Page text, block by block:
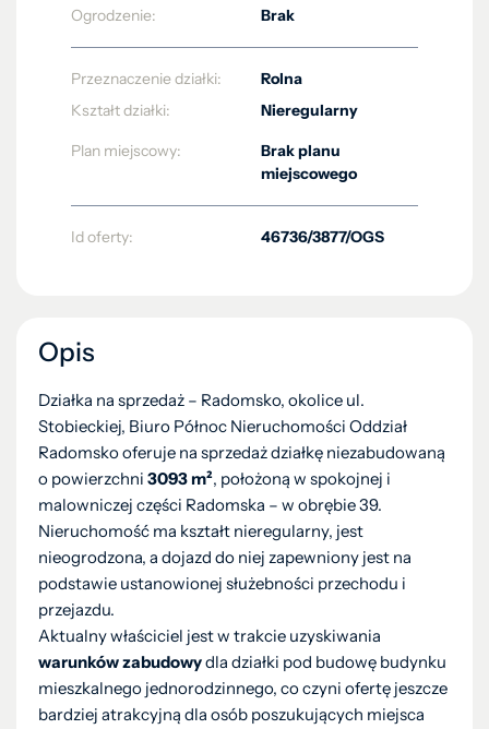
Ogrodzenie:
Brak
Przeznaczenie działki:
Rolna
Kształt działki:
Nieregularny
Plan miejscowy:
Brak planu
miejscowego
Id oferty: 46736/3877/OGS
Opis
Działka na sprzedaż – Radomsko, okolice ul.
Stobieckiej, Biuro Północ Nieruchomości Oddział
Radomsko oferuje na sprzedaż działkę niezabudowaną
o powierzchni 3093 m², położoną w spokojnej i
malowniczej części Radomska – w obrębie 39.
Nieruchomość ma kształt nieregularny, jest
nieogrodzona, a dojazd do niej zapewniony jest na
podstawie ustanowionej służebności przechodu i
przejazdu.
Aktualny właściciel jest w trakcie uzyskiwania
warunków zabudowydla działki pod budowę budynku
mieszkalnego jednorodzinnego, co czyni ofertę jeszcze
bardziej atrakcyjną dla osób poszukujących miejsca